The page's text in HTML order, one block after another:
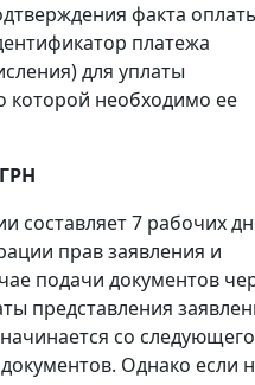
факта
платежа
для уплаты
которой необходимо ее
составляет 7 рабочих
прав заявления и
подачи документов
представления
со следующего
Однако если